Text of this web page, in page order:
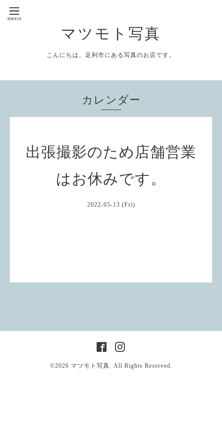
マツモト写真
こんにちは。足利市にある写真のお店です。
カレンダー
出張撮影のため店舗営業
はお休みです。
2022-05-13 (Fri)
©2026 マツモト写真. All Rights Reserved.